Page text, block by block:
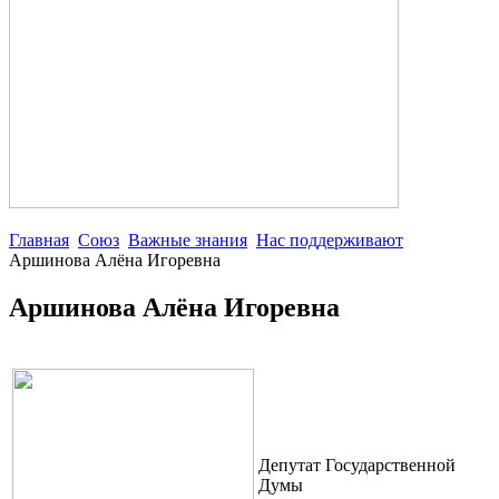
Главная Союз Важные знания Нас поддерживают
Аршинова Алёна Игоревна
Аршинова Алёна Игоревна
Депутат Государственной
Думы